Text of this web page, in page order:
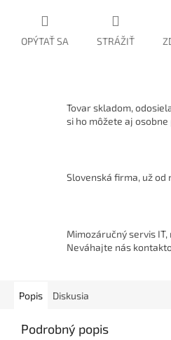
OPÝTAŤ SA STRÁŽIŤ
Tovar skladom,
si ho môžete aj
Slovenská firma, už od
Mimozáručný servis
Neváhajte nás
Popis Diskusia
Podrobný popis